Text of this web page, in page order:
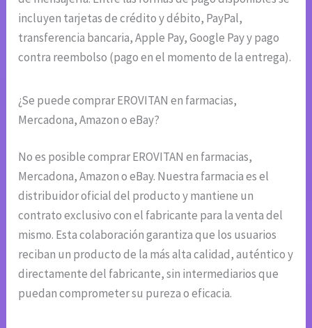
incluyen tarjetas de crédito y débito, PayPal,
transferencia bancaria, Apple Pay, Google Pay y pago
contra reembolso (pago en el momento de la entrega).
¿Se puede comprar EROVITAN en farmacias,
Mercadona, Amazon o eBay?
No es posible comprar EROVITAN en farmacias,
Mercadona, Amazon o eBay. Nuestra farmacia es el
distribuidor oficial del producto y mantiene un
contrato exclusivo con el fabricante para la venta del
mismo. Esta colaboración garantiza que los usuarios
reciban un producto de la más alta calidad, auténtico y
directamente del fabricante, sin intermediarios que
puedan comprometer su pureza o eficacia.